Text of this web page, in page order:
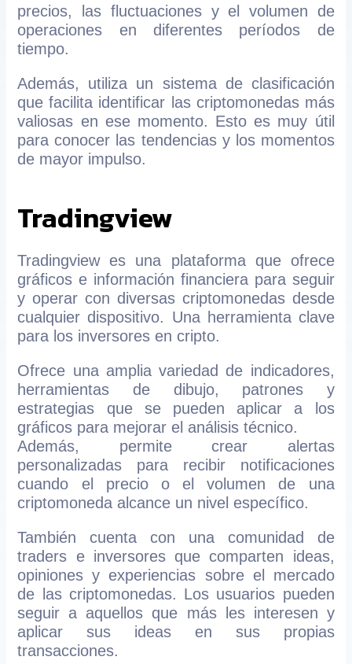
precios, las fluctuaciones y el volumen de
operaciones en diferentes períodos de
tiempo.
Además, utiliza un sistema de clasificación
que facilita identificar las criptomonedas más
valiosas en ese momento. Esto es muy útil
para conocer las tendencias y los momentos
de mayor impulso.
Tradingview
Tradingview es una plataforma que ofrece
gráficos e información financiera para seguir
y operar con diversas criptomonedas desde
cualquier dispositivo. Una herramienta clave
para los inversores en cripto.
Ofrece una amplia variedad de indicadores,
herramientas de dibujo, patrones y
estrategias que se pueden aplicar a los
gráficos para mejorar el análisis técnico.
Además, permite crear alertas
personalizadas para recibir notificaciones
cuando el precio o el volumen de una
criptomoneda alcance un nivel específico.
También cuenta con una comunidad de
traders e inversores que comparten ideas,
opiniones y experiencias sobre el mercado
de las criptomonedas. Los usuarios pueden
seguir a aquellos que más les interesen y
aplicar sus ideas en sus propias
transacciones.